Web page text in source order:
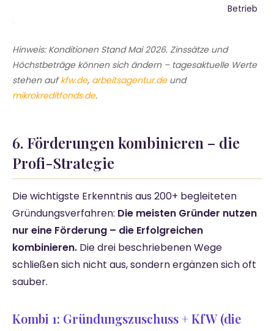
Betrieb
Hinweis: Konditionen Stand Mai 2026. Zinssätze und
Höchstbeträge können sich ändern – tagesaktuelle Werte
stehen aufkfw.de, arbeitsagentur.deund
mikrokreditfonds.de.
6. Förderungen kombinieren – die
Profi-Strategie
Die wichtigste Erkenntnis aus 200+ begleiteten
Gründungsverfahren: Die meisten Gründer nutzen
nur eine Förderung – die Erfolgreichen
kombinieren. Die drei beschriebenen Wege
schließen sich nicht aus, sondern ergänzen sich oft
sauber.
Kombi 1: Gründungszuschuss + KfW (die